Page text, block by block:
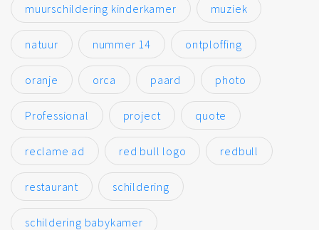
muurschildering kinderkamer muziek
natuur nummer 14 ontploffing
oranje orca paard photo
Professional project quote
reclame ad red bull logo redbull
restaurant schildering
schildering babykamer